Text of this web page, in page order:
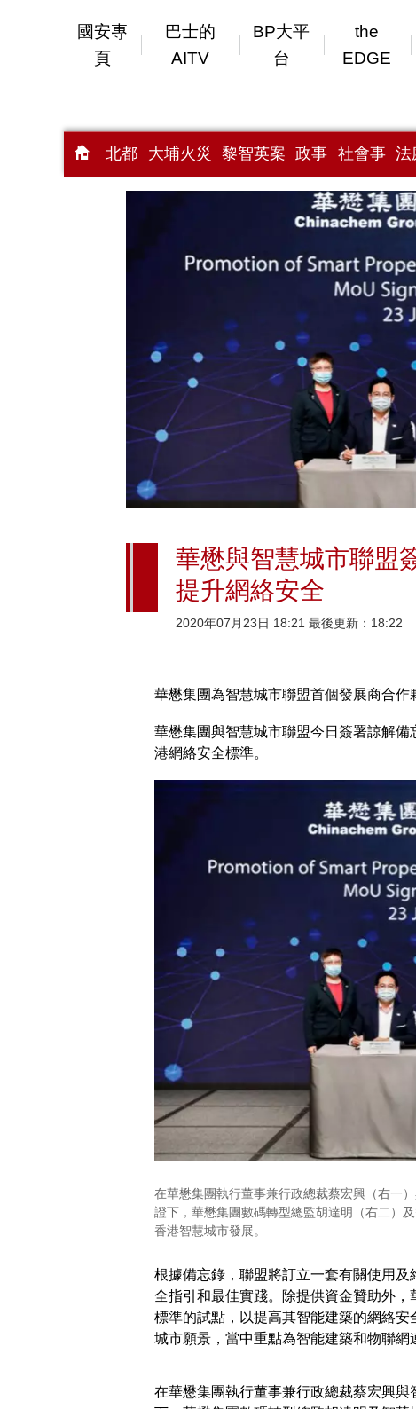
國安專
頁
巴士的
AITV
BP大平
台
the
EDGE
北都 大埔火災 黎智英案 政事 社會事 法
華懋與智慧城市聯盟
提升網絡安全
2020年07月23日 18:21 最後更新：18:22
華懋集團為智慧城市聯盟首個發展商合作
華懋集團與智慧城市聯盟今日簽署諒解
港網絡安全標準。
在華懋集團執行董事兼行政總裁蔡宏興（右一
證下，華懋集團數碼轉型總監胡達明（右二）
香港智慧城市發展。
根據備忘錄，聯盟將訂立一套有關使用
全指引和最佳實踐。除提供資金贊助外
標準的試點，以提高其智能建築的網絡
城市願景，當中重點為智能建築和物聯網
在華懋集團執行董事兼行政總裁蔡宏興